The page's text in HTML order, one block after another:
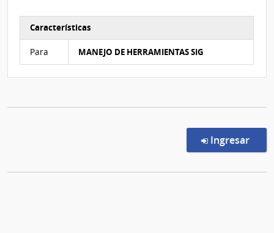
Características
Para MANEJO DE HERRAMIENTAS SIG
Ingresar